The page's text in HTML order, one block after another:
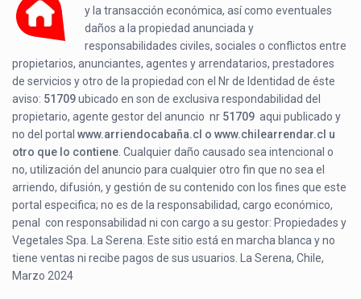
y la transacción económica, así como eventuales
daños a la propiedad anunciada y
responsabilidades civiles, sociales o conflictos entre
propietarios, anunciantes, agentes y arrendatarios, prestadores
de servicios y otro de la propiedad con el Nr de Identidad de éste
aviso: 51709ubicado enson de exclusiva respondabilidad del
propietario, agente gestor del anuncio nr 51709 aqui publicado y
no del portalwww.arriendocabaña.cl o www.chilearrendar.cl u
otro que lo contiene . Cualquier daño causado sea intencional o
no, utilización del anuncio para cualquier otro fin que no sea el
arriendo, difusión, y gestión de su contenido con los fines que este
portal especifica; no es de la responsabilidad, cargo económico,
penal con responsabilidad ni con cargo a su gestor: Propiedades y
Vegetales Spa. La Serena. Este sitio está en marcha blanca y no
tiene ventas ni recibe pagos de sus usuarios. La Serena, Chile,
Marzo 2024